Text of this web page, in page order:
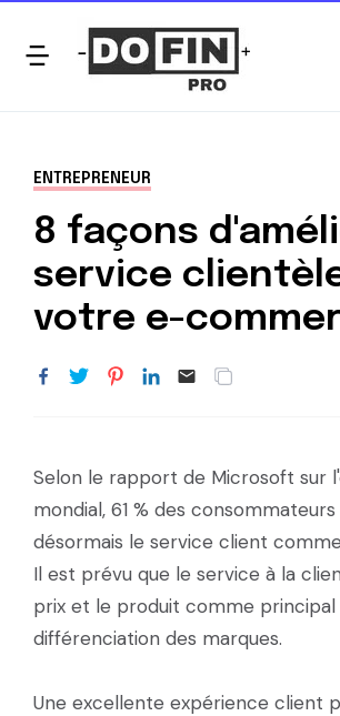
ENTREPRENEUR
8 façons
service
votre e-
Selon le rapport de Microsoft sur
mondial, 61 % des
désormais le service client
Il est prévu que le service à la
prix et le produit comme
différenciation des marques.
Une excellente expérience client